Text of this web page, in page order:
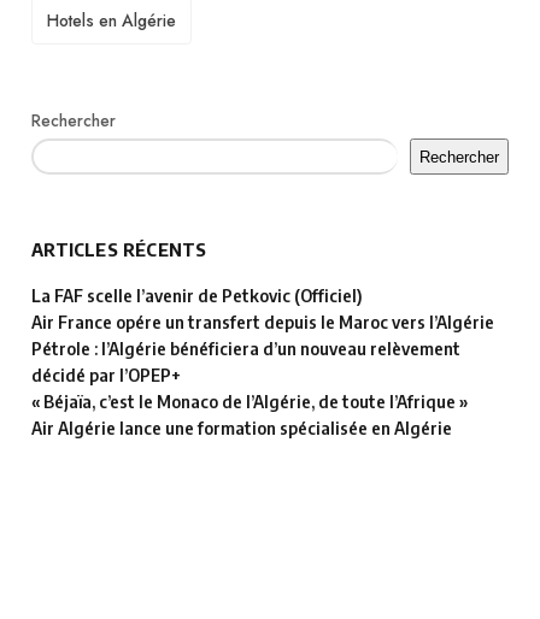
Hotels en Algérie
Rechercher
Rechercher
ARTICLES RÉCENTS
La FAF scelle l’avenir de Petkovic (Officiel)
Air France opére un transfert depuis le Maroc vers l’Algérie
Pétrole : l’Algérie bénéficiera d’un nouveau relèvement
décidé par l’OPEP+
« Béjaïa, c’est le Monaco de l’Algérie, de toute l’Afrique »
Air Algérie lance une formation spécialisée en Algérie